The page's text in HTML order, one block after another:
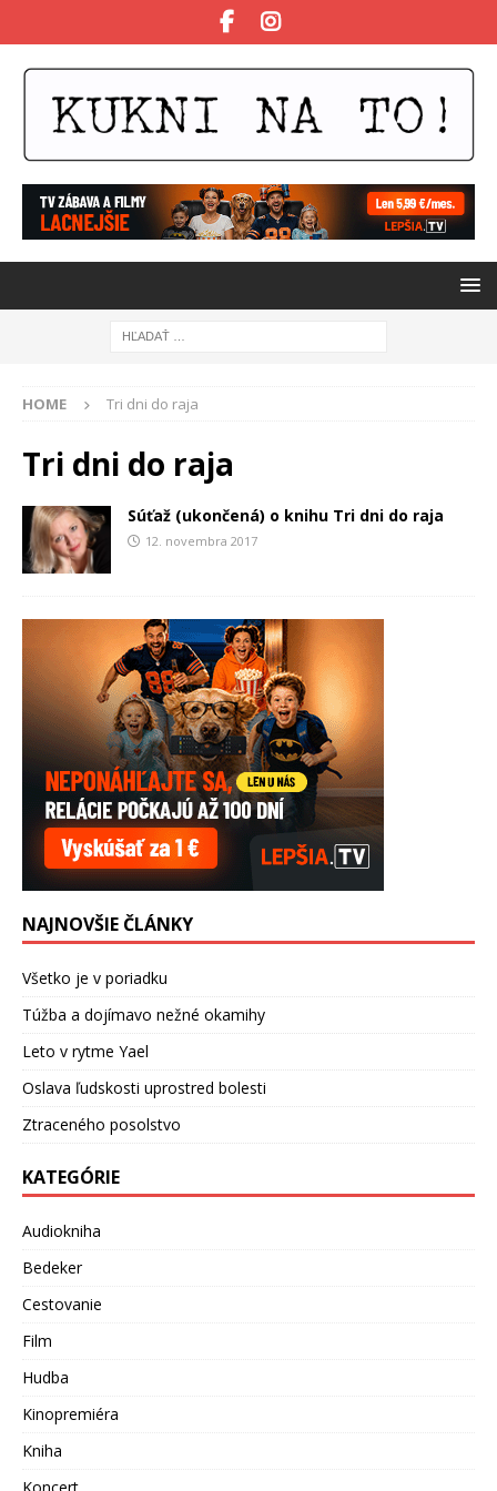
HOME Tri dni do raja
Tri dni do raja
Súťaž (ukončená) o knihu Tri dni do raja
12. novembra 2017
NAJNOVŠIE ČLÁNKY
Všetko je v poriadku
Túžba a dojímavo nežné okamihy
Leto v rytme Yael
Oslava ľudskosti uprostred bolesti
Ztraceného posolstvo
KATEGÓRIE
Audiokniha
Bedeker
Cestovanie
Film
Hudba
Kinopremiéra
Kniha
Koncert